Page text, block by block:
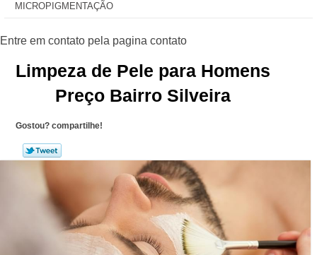
MICROPIGMENTAÇÃO
Limpeza de Pele para Homens
Preço Bairro Silveira
Gostou? compartilhe!